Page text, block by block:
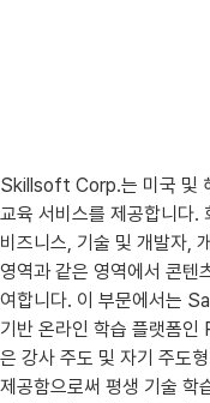
Skillsoft Corp.는 미국 및
교육 서비스를 제공합니다.
비즈니스, 기술 및 개발자,
영역과 같은 영역에서 콘텐
여합니다. 이 부문에서는
기반 온라인 학습 플랫폼
은 강사 주도 및 자기 주도
제공함으로써 평생 기술 학